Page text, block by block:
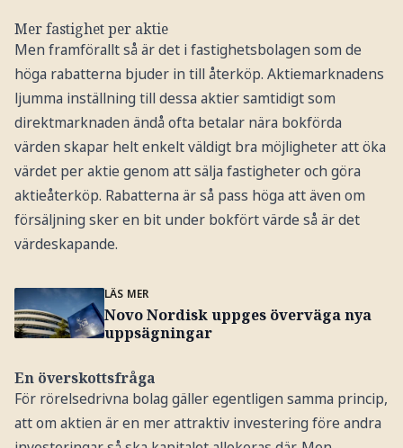
Mer fastighet per aktie
Men framförallt så är det i fastighetsbolagen som de
höga rabatterna bjuder in till återköp. Aktiemarknadens
ljumma inställning till dessa aktier samtidigt som
direktmarknaden ändå ofta betalar nära bokförda
värden skapar helt enkelt väldigt bra möjligheter att öka
värdet per aktie genom att sälja fastigheter och göra
aktieåterköp. Rabatterna är så pass höga att även om
försäljning sker en bit under bokfört värde så är det
värdeskapande.
LÄS MER
Novo Nordisk uppges överväga nya
uppsägningar
En överskottsfråga
För rörelsedrivna bolag gäller egentligen samma princip,
att om aktien är en mer attraktiv investering före andra